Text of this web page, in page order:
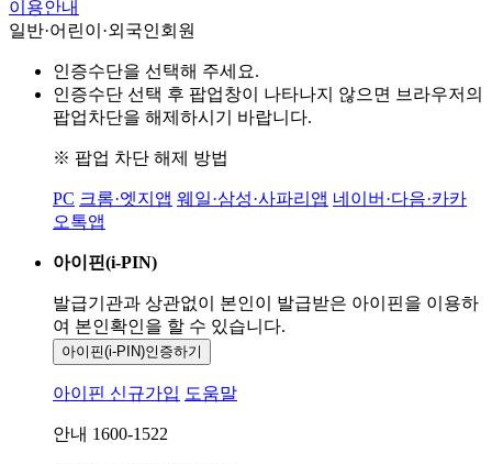
이용안내
일반·어린이·외국인회원
인증수단을 선택해 주세요.
인증수단 선택 후 팝업창이 나타나지 않으면 브라우저의
팝업차단을 해제하시기 바랍니다.
※ 팝업 차단 해제 방법
PC 크롬·엣지앱 웨일·삼성·사파리앱 네이버·다음·카카
오톡앱
아이핀(i-PIN)
발급기관과 상관없이 본인이 발급받은 아이핀을 이용하
여 본인확인을 할 수 있습니다.
아이핀(i-PIN)인증하기
아이핀 신규가입 도움말
안내 1600-1522